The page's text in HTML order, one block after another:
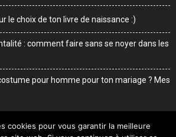
le choix de ton livre de naissance :)
: comment faire sans se noyer dans les
pour homme pour ton mariage ? Mes
cookies pour vous garantir la meilleure